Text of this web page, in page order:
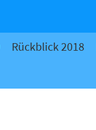
Rückblick 2018